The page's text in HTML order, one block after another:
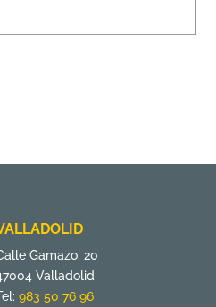
Gamazo, 20
Valladolid
983 50 76 96